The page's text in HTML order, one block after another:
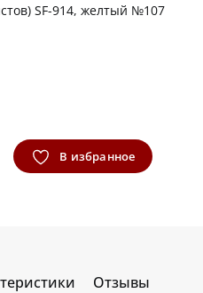
SF-914, желтый №107
В избранное
Отзывы